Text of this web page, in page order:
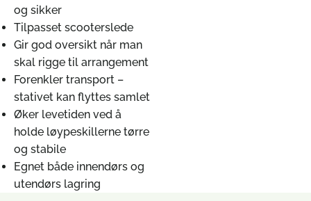
og sikker
Tilpasset scooterslede
Gir god oversikt når man
skal rigge til arrangement
Forenkler transport –
stativet kan flyttes samlet
Øker levetiden ved å
holde løypeskillerne tørre
og stabile
Egnet både innendørs og
utendørs lagring